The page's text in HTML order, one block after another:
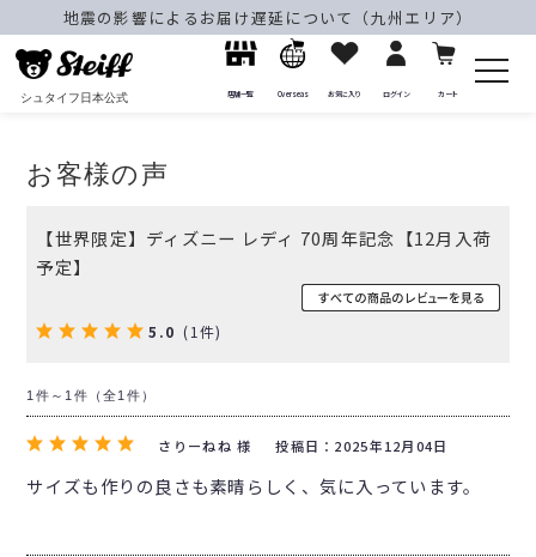
地震の影響によるお届け遅延について（九州エリア）
シュタイフ日本公式 店舗一覧 Overseas お気に入り ログイン カート
お客様の声
【世界限定】ディズニー レディ 70周年記念【12月入荷
予定】
5.0 (1件)
1件～1件（全1件）
さりーねね 様 投稿日：2025年12月04日
サイズも作りの良さも素晴らしく、気に入っています。